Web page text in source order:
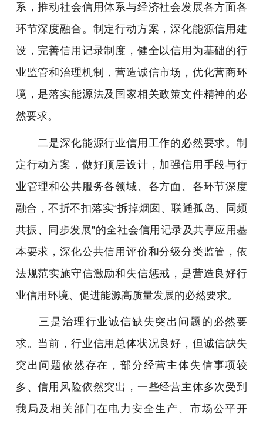
系，推动社会信用体系与经济社会发展各方面各
环节深度融合。制定行动方案，深化能源信用建
设，完善信用记录制度，健全以信用为基础的行
业监管和治理机制，营造诚信市场，优化营商环
境，是落实能源法及国家相关政策文件精神的必
然要求。
二是深化能源行业信用工作的必然要求。制
定行动方案，做好顶层设计，加强信用手段与行
业管理和公共服务各领域、各方面、各环节深度
融合，不折不扣落实“拆掉烟囱、联通孤岛、同频
共振、同步发展”的全社会信用记录及共享应用基
本要求，深化公共信用评价和分级分类监管，依
法规范实施守信激励和失信惩戒，是营造良好行
业信用环境、促进能源高质量发展的必然要求。
三是治理行业诚信缺失突出问题的必然要
求。当前，行业信用总体状况良好，但诚信缺失
突出问题依然存在，部分经营主体失信事项较
多、信用风险依然突出，一些经营主体多次受到
我局及相关部门在电力安全生产、市场公平开